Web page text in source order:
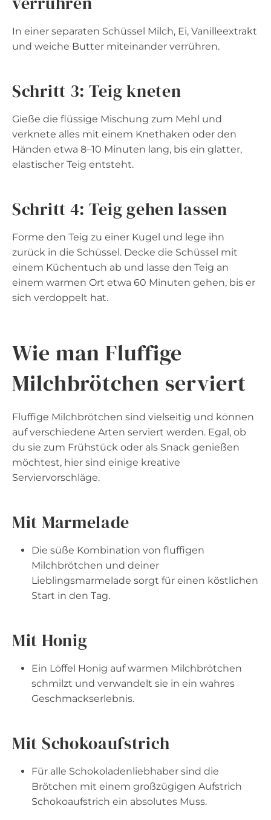
In einer separaten Schüssel Milch, Ei, Vanilleextrakt
und weiche Butter miteinander verrühren.
Schritt 3: Teig kneten
Gieße die flüssige Mischung zum Mehl und
verknete alles mit einem Knethaken oder den
Händen etwa 8–10 Minuten lang, bis ein glatter,
elastischer Teig entsteht.
Schritt 4: Teig gehen lassen
Forme den Teig zu einer Kugel und lege ihn
zurück in die Schüssel. Decke die Schüssel mit
einem Küchentuch ab und lasse den Teig an
einem warmen Ort etwa 60 Minuten gehen, bis er
sich verdoppelt hat.
Wie man Fluffige
Milchbrötchen serviert
Fluffige Milchbrötchen sind vielseitig und können
auf verschiedene Arten serviert werden. Egal, ob
du sie zum Frühstück oder als Snack genießen
möchtest, hier sind einige kreative
Serviervorschläge.
Mit Marmelade
Die süße Kombination von fluffigen
Milchbrötchen und deiner
Lieblingsmarmelade sorgt für einen köstlichen
Start in den Tag.
Mit Honig
Ein Löffel Honig auf warmen Milchbrötchen
schmilzt und verwandelt sie in ein wahres
Geschmackserlebnis.
Mit Schokoaufstrich
Für alle Schokoladenliebhaber sind die
Brötchen mit einem großzügigen Aufstrich
Schokoaufstrich ein absolutes Muss.